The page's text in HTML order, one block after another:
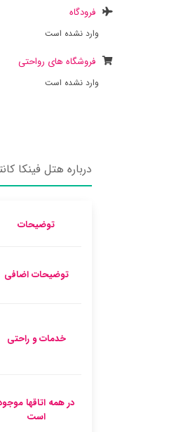
فرودگاه
وارد نشده است
فروشگاه های رواحتی
وارد نشده است
درباره هتل فینکا
توضیحات
توضیحات اضافی
خدمات و راحتی
در همه اتاقها
است